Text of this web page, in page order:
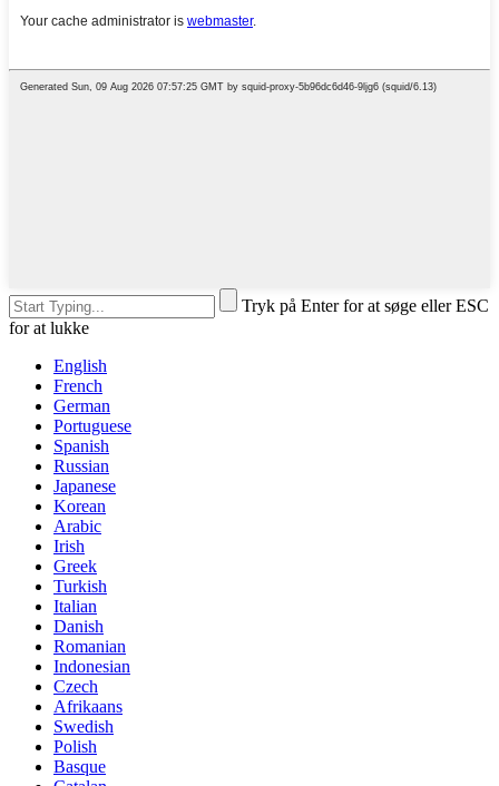
Tryk på Enter for at søge eller ESC
for at lukke
English
French
German
Portuguese
Spanish
Russian
Japanese
Korean
Arabic
Irish
Greek
Turkish
Italian
Danish
Romanian
Indonesian
Czech
Afrikaans
Swedish
Polish
Basque